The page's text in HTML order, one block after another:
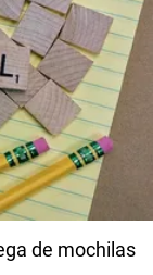
de mochilas